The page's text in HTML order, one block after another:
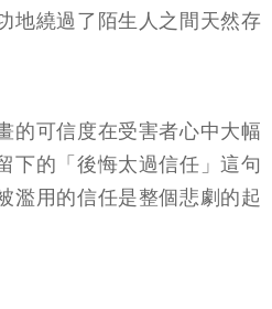
地繞過了陌生人之間天然存
的可信度在受害者心中大幅
下的「後悔太過信任」這句
濫用的信任是整個悲劇的起